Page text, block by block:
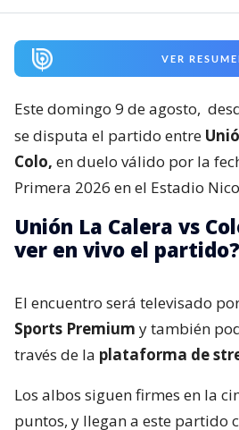
VER
Este domingo 9 de agosto,
se disputa el partido entre
Colo, en duelo válido por la
Primera 2026 en el Estadio
Unión La Calera vs
ver en vivo el partido?
El encuentro será televisado
Sports Premium y también
través de la plataforma de
Los albos siguen firmes en la
puntos, y llegan a este partido